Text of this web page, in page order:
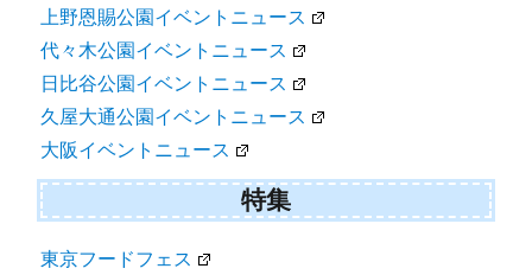
上野恩賜公園イベントニュース
代々木公園イベントニュース
日比谷公園イベントニュース
久屋大通公園イベントニュース
大阪イベントニュース
特集
東京フードフェス